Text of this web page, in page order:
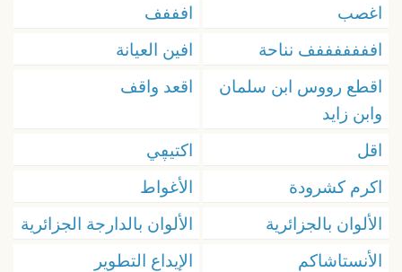
اغصب
افففف
افففففففف نناحة
افين العيانة
اقطع رووس ابن سلمان
وابن زايد
اقعد واقف
اقل
اكتيڥي
اكرم كشرودة
الأغواط
الألوان بالجزائرية
الألوان بالدارجة الجزائرية
الأنستاشاكم
الإيداع التطوير